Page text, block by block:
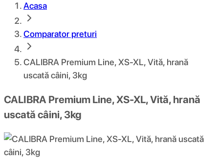
Acasa
Comparator preturi
CALIBRA Premium Line, XS-XL, Vită, hrană
uscată câini, 3kg
CALIBRA Premium Line, XS-XL, Vită, hrană
uscată câini, 3kg